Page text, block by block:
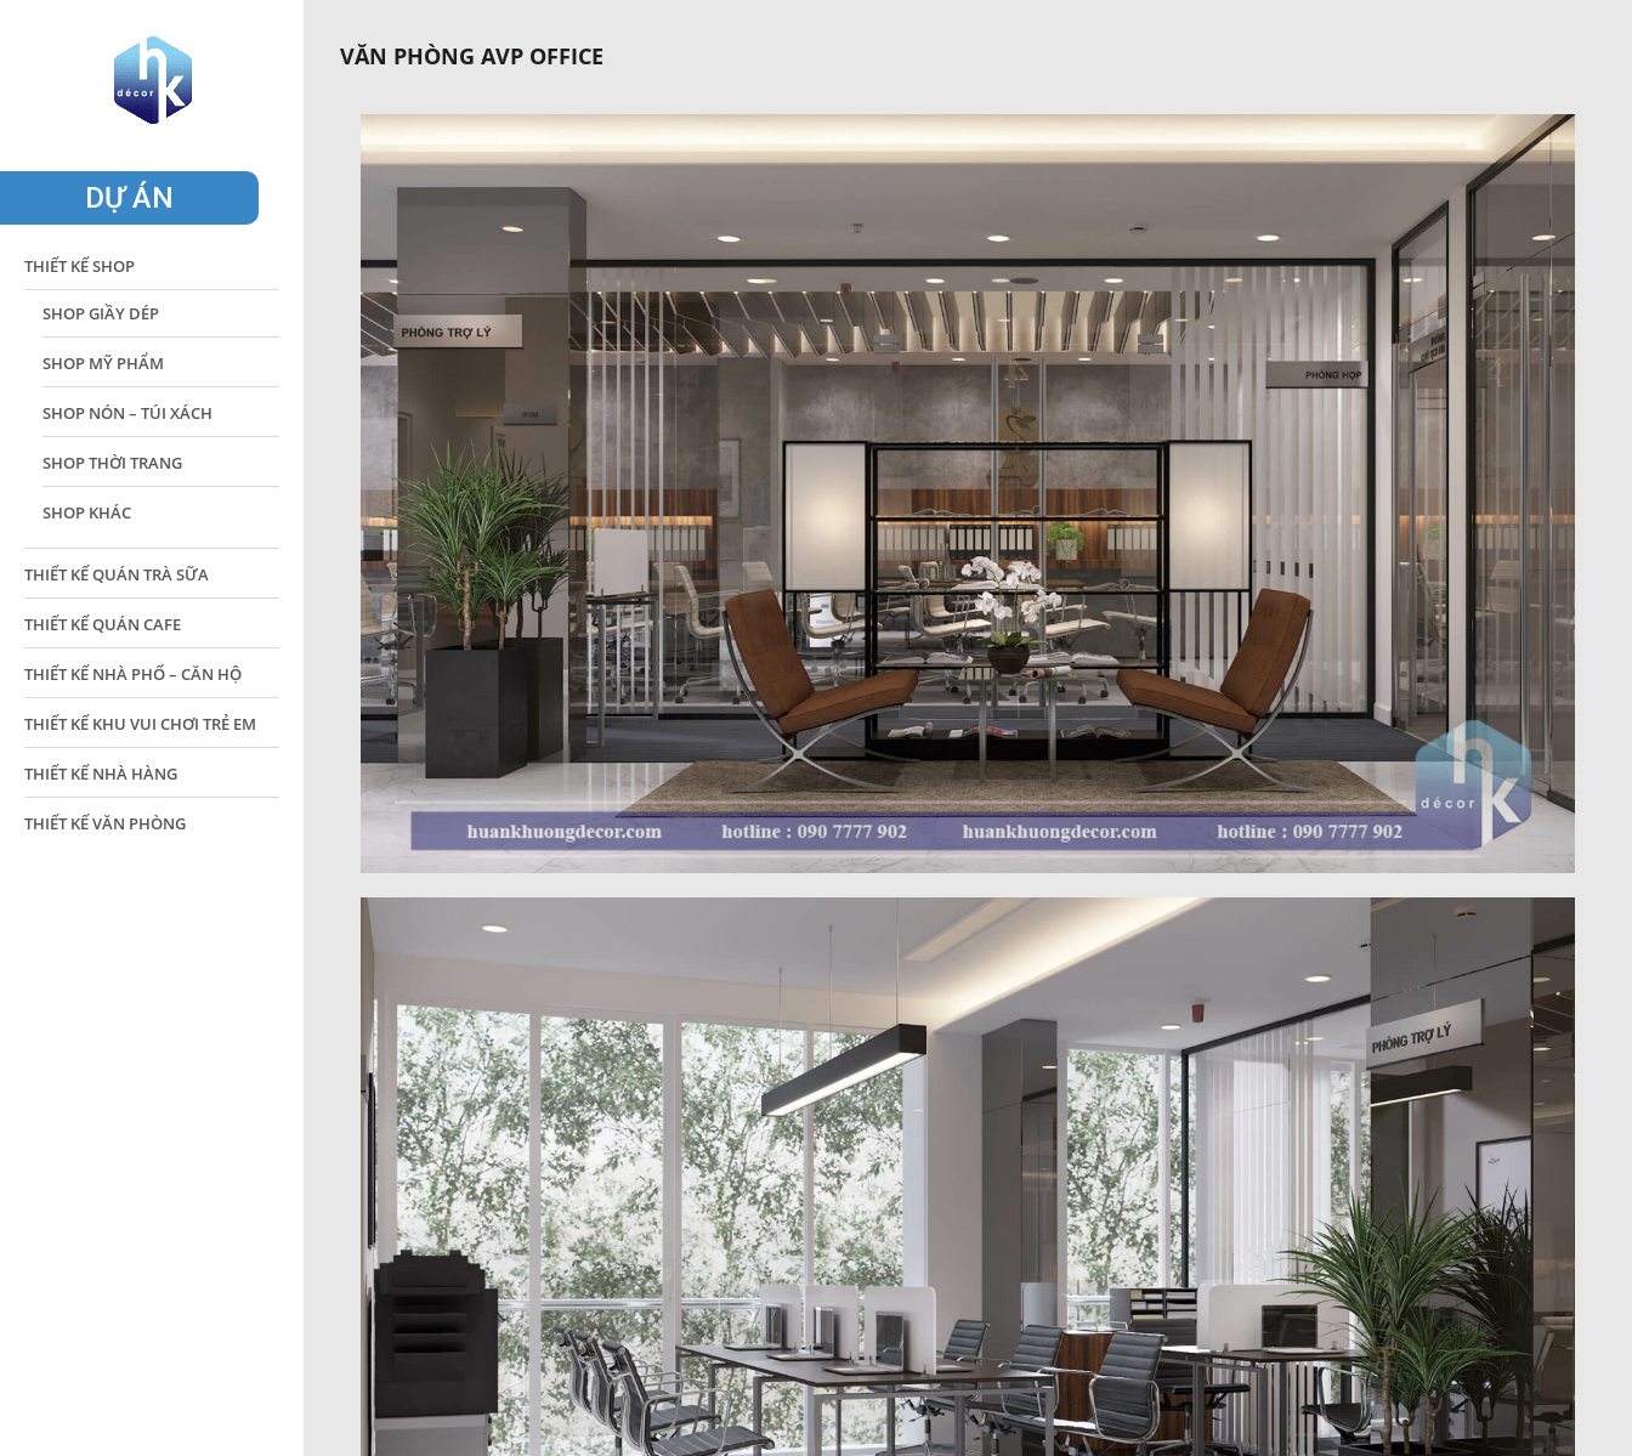
DỰ ÁN
THIẾT KẾ SHOP
SHOP GIẦY DÉP
SHOP MỸ PHẨM
SHOP NÓN – TÚI XÁCH
SHOP THỜI TRANG
SHOP KHÁC
THIẾT KẾ QUÁN TRÀ SỮA
THIẾT KẾ QUÁN CAFE
THIẾT KẾ NHÀ PHỐ – CĂN HỘ
THIẾT KẾ KHU VUI CHƠI TRẺ EM
THIẾT KẾ NHÀ HÀNG
THIẾT KẾ VĂN PHÒNG
VĂN PHÒNG AVP OFFICE